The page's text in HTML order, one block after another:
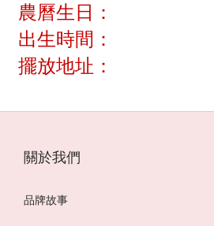
農曆生日：
出生時間：
擺放地址：
關於我們
品牌故事